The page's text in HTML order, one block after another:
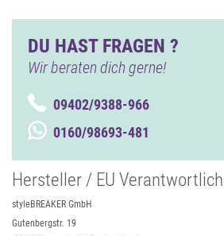
DU HAST FRAGEN ?
Wir beraten dich gerne!
09402/9388-966
0160/98693-481
Hersteller / EU
styleBREAKER GmbH
Gutenbergstr. 19